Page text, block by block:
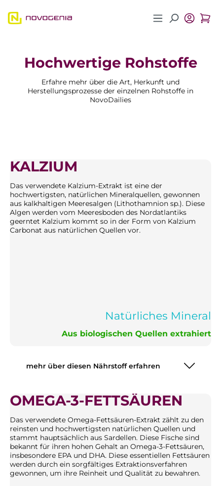
Zum Hauptinhalt springen
Hochwertige Rohstoffe
Erfahre mehr über die Art, Herkunft und
Herstellungsprozesse der einzelnen Rohstoffe in
NovoDailies
KALZIUM
Das verwendete Kalzium-Extrakt ist eine der
hochwertigsten, natürlichen Mineralquellen, gewonnen
aus kalkhaltigen Meeresalgen (Lithothamnion sp.). Diese
Algen werden vom Meeresboden des Nordatlantiks
geerntet Kalzium kommt so in der Form von Kalzium
Carbonat aus natürlichen Quellen vor.
Natürliches Mineral
Aus biologischen Quellen extrahiert
mehr über diesen Nährstoff erfahren
OMEGA-3-FETTSÄUREN
Das verwendete Omega-Fettsäuren-Extrakt zählt zu den
reinsten und hochwertigsten natürlichen Quellen und
stammt hauptsächlich aus Sardellen. Diese Fische sind
bekannt für ihren hohen Gehalt an Omega-3-Fettsäuren,
insbesondere EPA und DHA. Diese essentiellen Fettsäuren
werden durch ein sorgfältiges Extraktionsverfahren
gewonnen, um ihre Reinheit und Qualität zu bewahren.